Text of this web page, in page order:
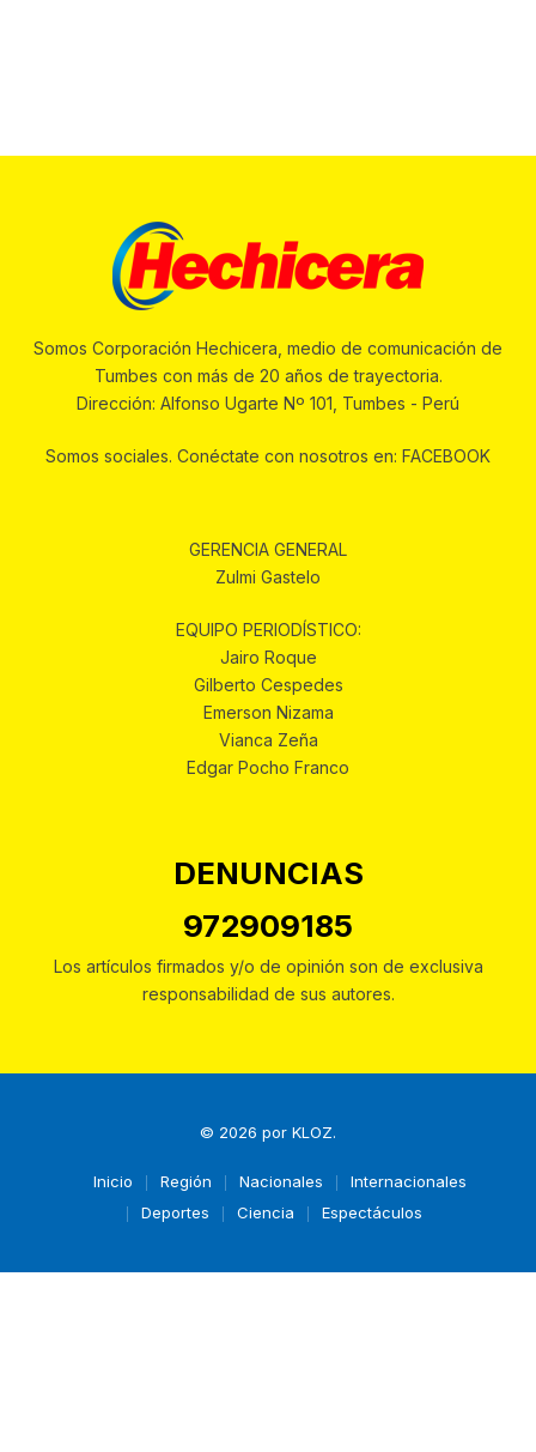
Somos Corporación Hechicera, medio de comunicación de
Tumbes con más de 20 años de trayectoria.
Dirección: Alfonso Ugarte Nº 101, Tumbes - Perú
Somos sociales. Conéctate con nosotros en: FACEBOOK
GERENCIA GENERAL
Zulmi Gastelo
EQUIPO PERIODÍSTICO:
Jairo Roque
Gilberto Cespedes
Emerson Nizama
Vianca Zeña
Edgar Pocho Franco
DENUNCIAS
972909185
Los artículos firmados y/o de opinión son de exclusiva
responsabilidad de sus autores.
© 2026 por KLOZ.
Inicio Región Nacionales
Internacionales
Deportes
Ciencia Espectáculos